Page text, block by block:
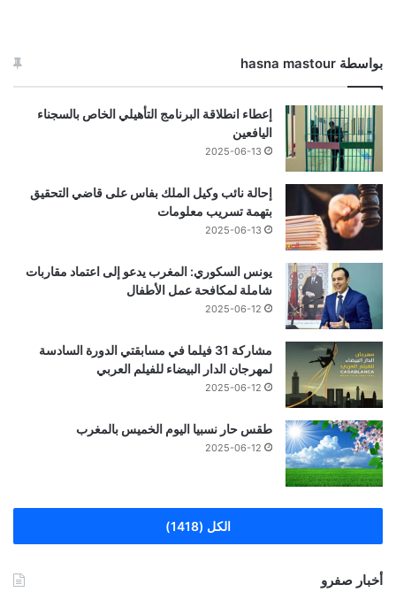
بواسطة hasna mastour
إعطاء انطلاقة البرنامج التأهيلي الخاص بالسجناء
اليافعين
2025-06-13
إحالة نائب وكيل الملك بفاس على قاضي التحقيق
بتهمة تسريب معلومات
2025-06-13
يونس السكوري: المغرب يدعو إلى اعتماد مقاربات
شاملة لمكافحة عمل الأطفال
2025-06-12
مشاركة 31 فيلما في مسابقتي الدورة السادسة
لمهرجان الدار البيضاء للفيلم العربي
2025-06-12
طقس حار نسبيا اليوم الخميس بالمغرب
2025-06-12
الكل (1418)
أخبار صفرو